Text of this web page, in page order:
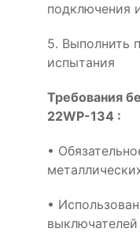
подключения
5. Выполнить
испытания
Требования
22WP-134 :
•
•